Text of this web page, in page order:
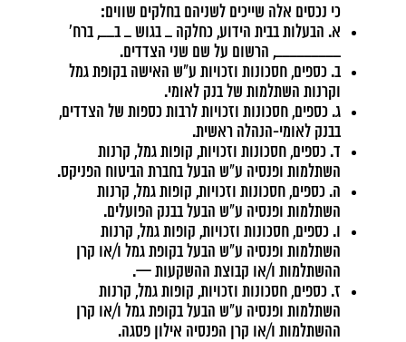
כי נכסים אלה שייכים לשניהם בחלקים שווים:
א. הבעלות בבית הידוע, כחלקה _ בגוש _ ב__, ברח'
_________, הרשום על שם שני הצדדים.
ב. כספים, חסכונות וזכויות ע"ש האישה בקופת גמל
וקרנות השתלמות של בנק לאומי.
ג. כספים, חסכונות וזכויות לרבות כספות של הצדדים,
בבנק לאומי-הנהלה ראשית.
ד. כספים, חסכונות וזכויות, קופות גמל, קרנות
השתלמות ופנסיה ע"ש הבעל בחברת הביטוח הפניקס.
ה. כספים, חסכונות וזכויות, קופות גמל, קרנות
השתלמות ופנסיה ע"ש הבעל בבנק הפועלים.
ו. כספים, חסכונות וזכויות, קופות גמל, קרנות
השתלמות ופנסיה ע"ש הבעל בקופת גמל ו/או קרן
ההשתלמות ו/או קבוצת ההשקעות —.
ז. כספים, חסכונות וזכויות, קופות גמל, קרנות
השתלמות ופנסיה ע"ש הבעל בקופת גמל ו/או קרן
ההשתלמות ו/או קרן הפנסיה אילון פסגה.